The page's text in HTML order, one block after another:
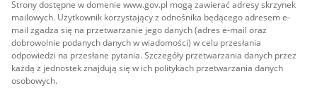
Strony dostępne w domenie www.gov.pl mogą zawierać adresy skrzynek
mailowych. Użytkownik korzystający z odnośnika będącego adresem e-
mail zgadza się na przetwarzanie jego danych (adres e-mail oraz
dobrowolnie podanych danych w wiadomości) w celu przesłania
odpowiedzi na przesłane pytania. Szczegóły przetwarzania danych przez
każdą z jednostek znajdują się w ich politykach przetwarzania danych
osobowych.